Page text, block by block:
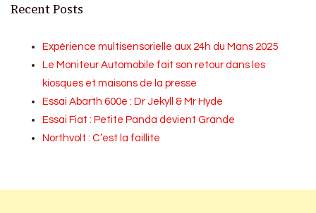
Recent Posts
Expérience multisensorielle aux 24h du Mans 2025
Le Moniteur Automobile fait son retour dans les
kiosques et maisons de la presse
Essai Abarth 600e : Dr Jekyll & Mr Hyde
Essai Fiat : Petite Panda devient Grande
Northvolt : C’est la faillite